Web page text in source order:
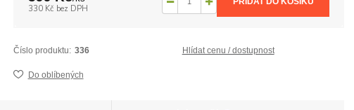
330 Kč bez DPH
Číslo produktu: 336 Hlídat cenu / dostupnost
Do oblíbených